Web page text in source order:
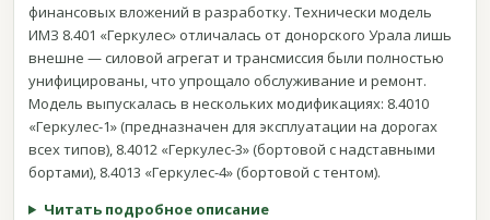
финансовых вложений в разработку. Технически модель
ИМЗ 8.401 «Геркулес» отличалась от донорского Урала лишь
внешне — силовой агрегат и трансмиссия были полностью
унифицированы, что упрощало обслуживание и ремонт.
Модель выпускалась в нескольких модификациях: 8.4010
«Геркулес-1» (предназначен для эксплуатации на дорогах
всех типов), 8.4012 «Геркулес-3» (бортовой с надставными
бортами), 8.4013 «Геркулес-4» (бортовой с тентом).
Читать подробное описание